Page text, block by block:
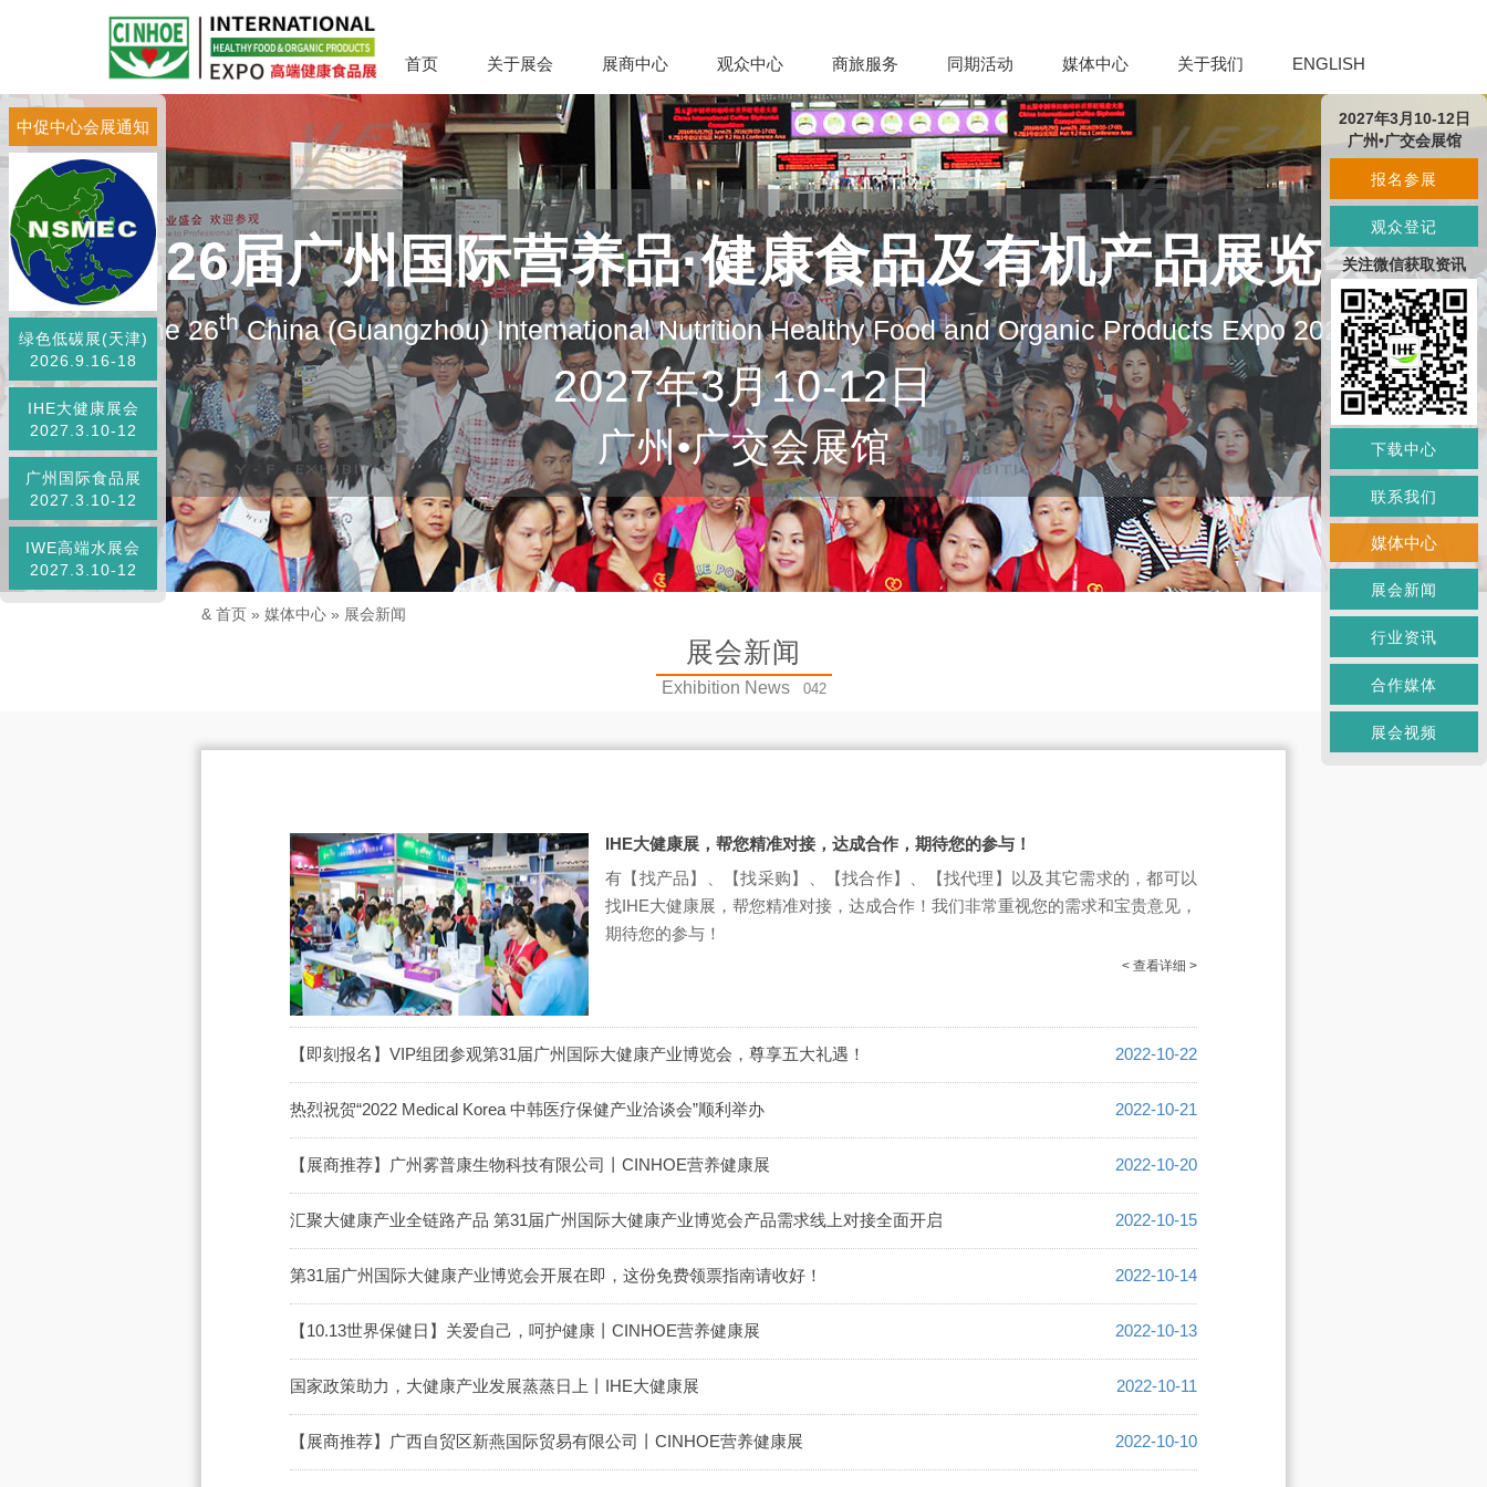
首页 关于展会 展商中心 观众中心 商旅服务 同期活动 媒体中心 关于我们 ENGLISH
第26届广州国际营养品·健康食品及有机产品展览会
The 26thChina (Guangzhou) International Nutrition Healthy Food and Organic Products Expo 2027
2027年3月10-12日
广州•广交会展馆
中促中心会展通知
绿色低碳展(天津)
2026.9.16-18
IHE大健康展会
2027.3.10-12
广州国际食品展
2027.3.10-12
IWE高端水展会
2027.3.10-12
& 首页 » 媒体中心 » 展会新闻
展会新闻
Exhibition News 042
IHE大健康展，帮您精准对接，达成合作，期待您的参与！
有【找产品】、【找采购】、【找合作】、【找代理】以及其它需求的，都可以
找IHE大健康展，帮您精准对接，达成合作！我们非常重视您的需求和宝贵意见，
期待您的参与！
< 查看详细 >
【即刻报名】VIP组团参观第31届广州国际大健康产业博览会，尊享五大礼遇！ 2022-10-22
热烈祝贺“2022 Medical Korea 中韩医疗保健产业洽谈会”顺利举办 2022-10-21
【展商推荐】广州雾普康生物科技有限公司丨CINHOE营养健康展 2022-10-20
汇聚大健康产业全链路产品 第31届广州国际大健康产业博览会产品需求线上对接全面开启 2022-10-15
第31届广州国际大健康产业博览会开展在即，这份免费领票指南请收好！ 2022-10-14
【10.13世界保健日】关爱自己，呵护健康丨CINHOE营养健康展 2022-10-13
国家政策助力，大健康产业发展蒸蒸日上丨IHE大健康展 2022-10-11
【展商推荐】广西自贸区新燕国际贸易有限公司丨CINHOE营养健康展 2022-10-10
2027年3月10-12日
广州•广交会展馆
报名参展
观众登记
关注微信获取资讯
下载中心
联系我们
媒体中心
展会新闻
行业资讯
合作媒体
展会视频